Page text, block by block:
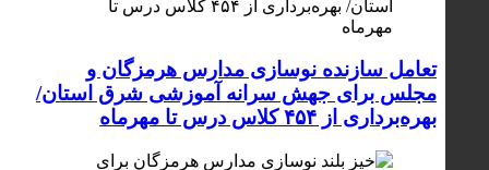
تعامل سازنده نوسازی مدارس هرمزگان و
مجلس برای جهش سرانه آموزشی شرق استان/
بهره‌برداری از ۴۵۴ کلاس درس تا مهرماه